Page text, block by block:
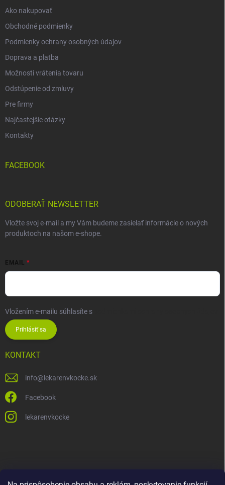
Ako nakupovať
Obchodné podmienky
Podmienky ochrany osobných údajov
Doprava a platba
Možnosti vrátenia tovaru
Odstúpenie od zmluvy
Pre firmy
Najčastejšie otázky
Kontakty
FACEBOOK
ODOBERAŤ NEWSLETTER
Vložte svoj e-mail a my Vám budeme zasielať informácie o nových
produktoch na našom e-shope.
EMAIL
Vložením e-mailu súhlasíte s
Prihlásiť sa
KONTAKT
info@ lekarenvkocke.sk
Facebook
lekarenvkocke